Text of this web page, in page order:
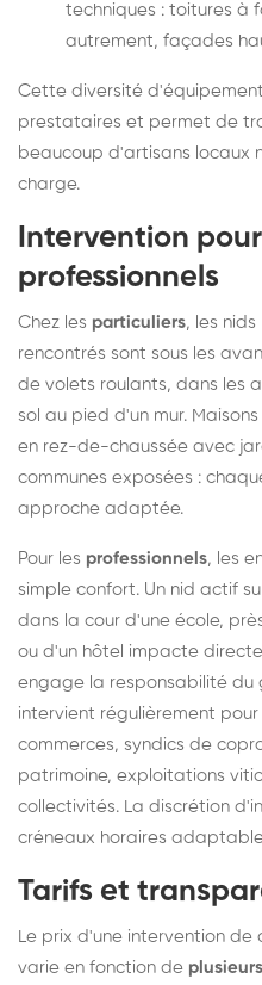
techniques : toitures à
autrement, façades
Cette diversité
prestataires et permet de
beaucoup d'artisans locaux
charge.
Intervention
professionnels
Chez les particuliers, les
rencontrés sont sous les
de volets roulants, dans les
sol au pied d'un mur.
en rez-de-chaussée avec
communes exposées :
approche adaptée.
Pour les professionnels, les
simple confort. Un nid actif
dans la cour d'une école,
ou d'un hôtel impacte
engage la responsabilité du
intervient régulièrement
commerces, syndics de
patrimoine, exploitations
collectivités. La discrétion
créneaux horaires
Tarifs et
Le prix d'une intervention
varie en fonction de